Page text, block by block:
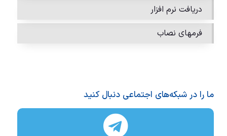
دریافت نرم افزار
فرمهای نصاب
ما را در شبکه‌های اجتماعی دنبال کنید